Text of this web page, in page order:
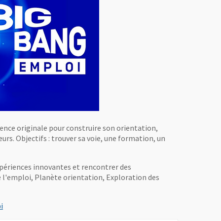
originale pour construire son orientation,
Objectifs : trouver sa voie, une formation, un
innovantes et rencontrer des
l'emploi, Planète orientation, Exploration des
, Ouvre une nouvelle fenêtre